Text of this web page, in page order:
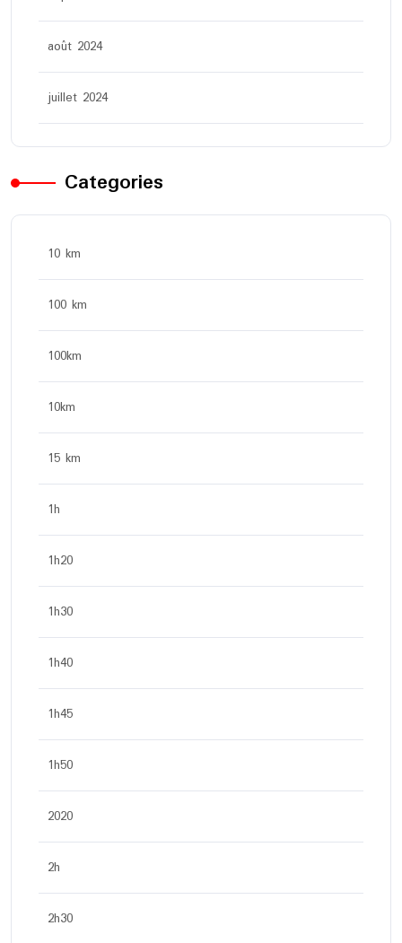
août 2024
juillet 2024
Categories
10 km
100 km
100km
10km
15 km
1h
1h20
1h30
1h40
1h45
1h50
2020
2h
2h30